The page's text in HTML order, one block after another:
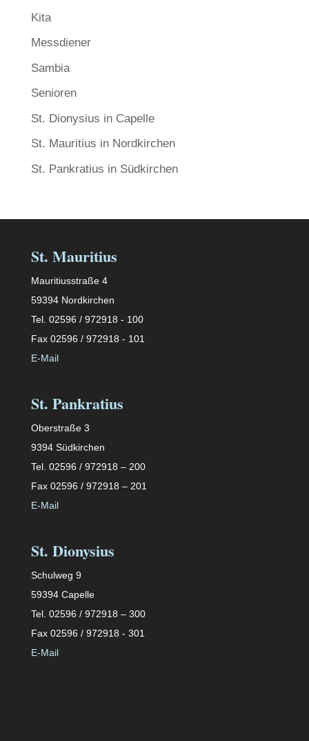
Kita
Messdiener
Sambia
Senioren
St. Dionysius in Capelle
St. Mauritius in Nordkirchen
St. Pankratius in Südkirchen
St. Mauritius
Mauritiusstraße 4
59394 Nordkirchen
Tel. 02596 / 972918 - 100
Fax 02596 / 972918 - 101
E-Mail
St. Pankratius
Oberstraße 3
9394 Südkirchen
Tel. 02596 / 972918 – 200
Fax 02596 / 972918 – 201
E-Mail
St. Dionysius
Schulweg 9
59394 Capelle
Tel. 02596 / 972918 – 300
Fax 02596 / 972918 - 301
E-Mail